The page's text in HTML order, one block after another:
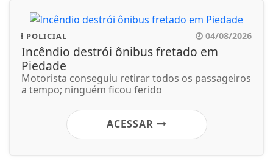
POLICIAL 04/08/2026
Incêndio destrói ônibus fretado em
Piedade
Motorista conseguiu retirar todos os passageiros
a tempo; ninguém ficou ferido
ACESSAR